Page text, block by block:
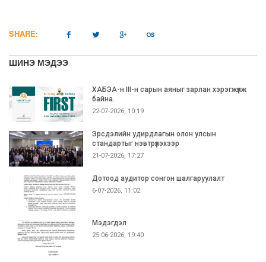
SHARE:
ШИНЭ МЭДЭЭ
ХАБЭА-н III-н сарын аяныг зарлан хэрэгжүүлж
байна.
22-07-2026, 10:19
Эрсдэлийн удирдлагын олон улсын
стандартыг нэвтрүүлэхээр
21-07-2026, 17:27
Дотоод аудитор сонгон шалгаруулалт
6-07-2026, 11:02
Мэдэгдэл
25-06-2026, 19:40